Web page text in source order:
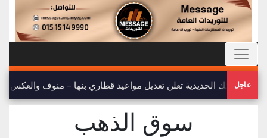
عاجل
السكك الحديدية تعلن تعديل مواعيد قطاري بنها – منوف والعكس
سوق الذهب